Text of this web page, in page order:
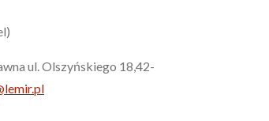
ul. Olszyńskiego 18,42-